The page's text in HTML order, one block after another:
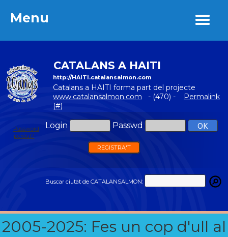
Menu
CATALANS A HAITI
http://HAITI.catalansalmon.com
Catalans a HAITI forma part del projecte
www.catalansalmon.com - (470) - Permalink
(#)
Login Passwd
Password
perdut?
REGISTRA'T
Buscar ciutat de CATALANSALMON:
2005-2025: Fes un cop d'ull al
Menu